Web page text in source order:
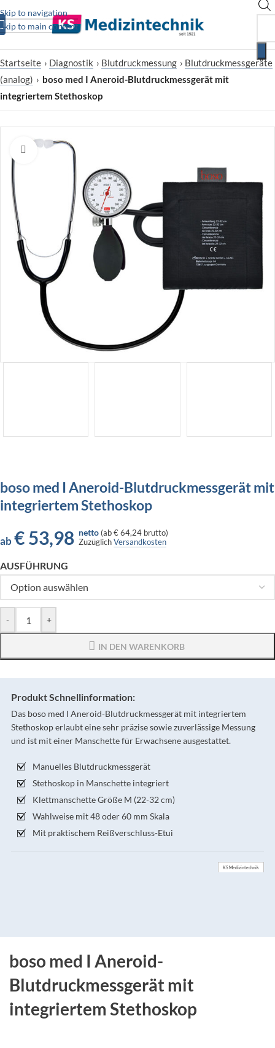
Skip to navigation
Skip to main content
Startseite › Diagnostik › Blutdruckmessung › Blutdruckmessgeräte
(analog) › boso med I Aneroid-Blutdruckmessgerät mit
integriertem Stethoskop
Zum Vergrößern klicken
boso med I Aneroid-Blutdruckmessgerät mit
integriertem Stethoskop
ab €53,98 netto (ab€ 64,24 brutto)
ZuzüglichVersandkosten
AUSFÜHRUNG
- +
IN DEN WARENKORB
Produkt Schnellinformation:
Das boso med I Aneroid-Blutdruckmessgerät mit integriertem
Stethoskop erlaubt eine sehr präzise sowie zuverlässige Messung
und ist mit einer Manschette für Erwachsene ausgestattet.
Manuelles Blutdruckmessgerät
Stethoskop in Manschette integriert
Klettmanschette Größe M (22-32 cm)
Wahlweise mit 48 oder 60 mm Skala
Mit praktischem Reißverschluss-Etui
KS Medizintechnik
boso med I Aneroid-
Blutdruckmessgerät mit
integriertem Stethoskop